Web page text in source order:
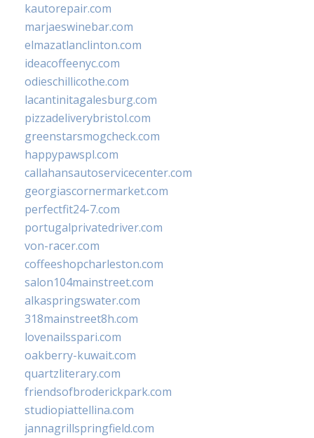
kautorepair.com
marjaeswinebar.com
elmazatlanclinton.com
ideacoffeenyc.com
odieschillicothe.com
lacantinitagalesburg.com
pizzadeliverybristol.com
greenstarsmogcheck.com
happypawspl.com
callahansautoservicecenter.com
georgiascornermarket.com
perfectfit24-7.com
portugalprivatedriver.com
von-racer.com
coffeeshopcharleston.com
salon104mainstreet.com
alkaspringswater.com
318mainstreet8h.com
lovenailsspari.com
oakberry-kuwait.com
quartzliterary.com
friendsofbroderickpark.com
studiopiattellina.com
jannagrillspringfield.com